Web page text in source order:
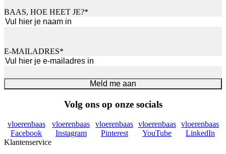
BAAS, HOE HEET JE?*
E-MAILADRES*
Meld me aan
Volg ons op onze socials
vloerenbaas
Facebook
vloerenbaas
Instagram
vloerenbaas
Pinterest
vloerenbaas
YouTube
vloerenbaas
LinkedIn
Klantenservice